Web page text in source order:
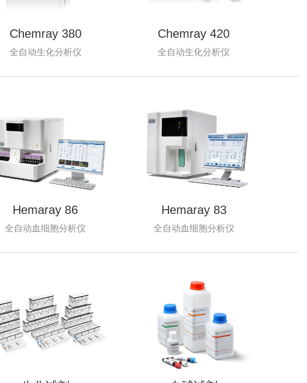
Chemray 380
全自动生化分析仪
Chemray 420
全自动生化分析仪
Hemaray 86
全自动血细胞分析仪
Hemaray 83
全自动血细胞分析仪